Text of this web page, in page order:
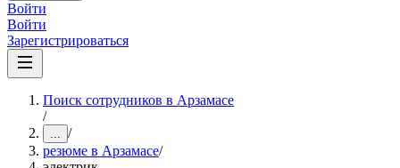
Войти
Войти
Зарегистрироваться
Поиск сотрудников в Арзамасе
/
... /
резюме в Арзамасе/